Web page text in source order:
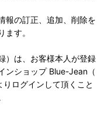
報の訂正、追加、削除を
す。
）は、お客様本人が登録
ンショップ Blue-Jean（
ログインして頂くこと